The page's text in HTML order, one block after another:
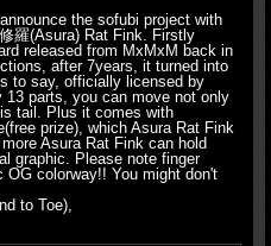
the sofubi project with
羅(Asura) Rat Fink. Firstly
released from MxMxM back in
after 7years, it turned into
to say, officially licensed by
13 parts, you can move not only
tail. Plus it comes with
prize), which Asura Rat Fink
Asura Rat Fink can hold
graphic. Please note finger
colorway!! You might don't
to Toe),